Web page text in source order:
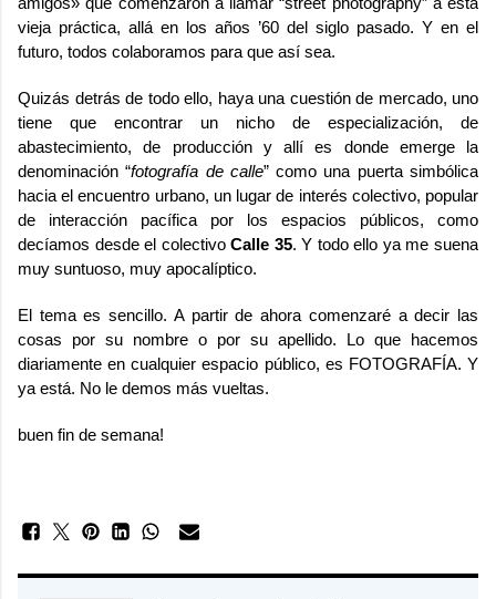
vieja práctica, allá en los años ’60 del siglo pasado. Y en el
futuro, todos colaboramos para que así sea.
Quizás detrás de todo ello, haya una cuestión de mercado, uno
tiene que encontrar un nicho de especialización, de
abastecimiento, de producción y allí es donde emerge la
denominación “fotografía de calle” como una puerta simbólica
hacia el encuentro urbano, un lugar de interés colectivo, popular
de interacción pacífica por los espacios públicos, como
decíamos desde el colectivoCalle 35. Y todo ello ya me suena
muy suntuoso, muy apocalíptico.
El tema es sencillo. A partir de ahora comenzaré a decir las
cosas por su nombre o por su apellido. Lo que hacemos
diariamente en cualquier espacio público, es FOTOGRAFÍA. Y
ya está. No le demos más vueltas.
buen fin de semana!